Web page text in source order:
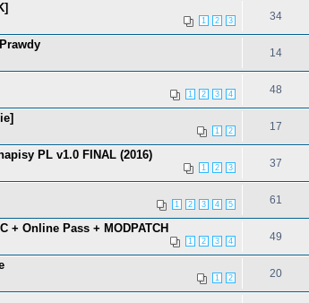
1 2 3 34
14
1 2 3 4 48
1 2 17
PL v1.0 FINAL (2016)
1 2 3 37
1 2 3 4 5 61
+ Online Pass + MODPATCH
1 2 3 4 49
1 2 20